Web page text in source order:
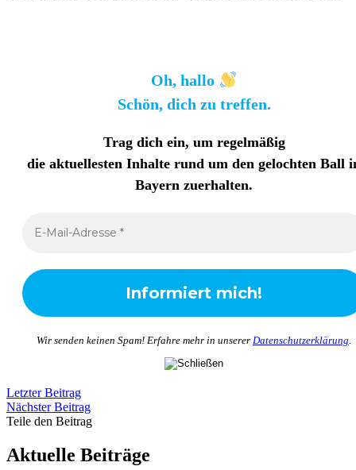
Oh, hallo
Schön, dich zu treffen.
Trag dich ein, um regelmäßig
die aktuellesten Inhalte rund um den gelochten Ball
Bayern zuerhalten.
Wir senden keinen Spam! Erfahre mehr in unserer Datenschutzerklärung.
Letzter Beitrag
Nächster Beitrag
Teile den Beitrag
Aktuelle Beiträge